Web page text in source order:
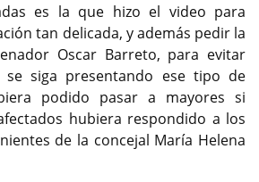
es la que hizo el video para
tan delicada, y además pedir la
Oscar Barreto, para evitar
se siga presentando ese tipo de
podido pasar a mayores si
hubiera respondido a los
de la concejal María Helena